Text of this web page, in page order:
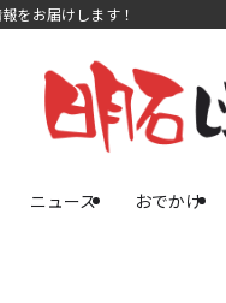
をお届けします！
ニュース おでかけ